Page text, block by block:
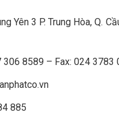
Yên 3 P. Trung Hòa, Q.
306 8589 – Fax: 024 3783
885